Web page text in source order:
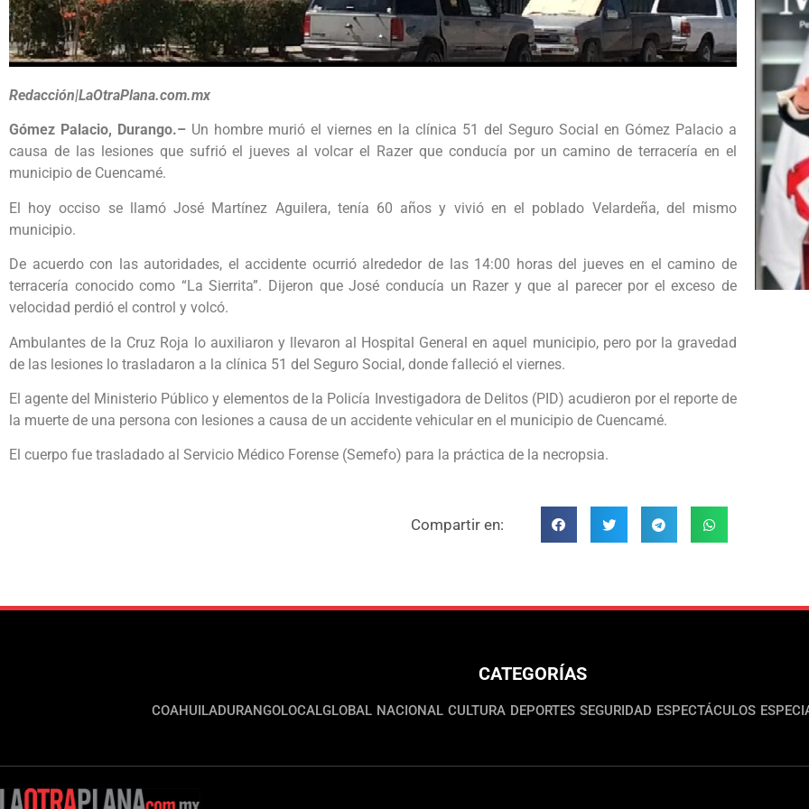
Redacción|LaOtraPlana.com.mx
Gómez Palacio, Durango.– Un hombre murió el viernes en la clínica 51 del Seguro Social en Gómez Palacio a
causa de las lesiones que sufrió el jueves al volcar el Razer que conducía por un camino de terracería en el
municipio de Cuencamé.
El hoy occiso se llamó José Martínez Aguilera, tenía 60 años y vivió en el poblado Velardeña, del mismo
municipio.
De acuerdo con las autoridades, el accidente ocurrió alrededor de las 14:00 horas del jueves en el camino de
terracería conocido como “La Sierrita”. Dijeron que José conducía un Razer y que al parecer por el exceso de
velocidad perdió el control y volcó.
Ambulantes de la Cruz Roja lo auxiliaron y llevaron al Hospital General en aquel municipio, pero por la gravedad
de las lesiones lo trasladaron a la clínica 51 del Seguro Social, donde falleció el viernes.
El agente del Ministerio Público y elementos de la Policía Investigadora de Delitos (PID) acudieron por el reporte de
la muerte de una persona con lesiones a causa de un accidente vehicular en el municipio de Cuencamé.
El cuerpo fue trasladado al Servicio Médico Forense (Semefo) para la práctica de la necropsia.
Compartir en:
CATEGORÍAS
COAHUILADURANGOLOCALGLOBAL NACIONAL CULTURA DEPORTES SEGURIDAD ESPECTÁCULOS